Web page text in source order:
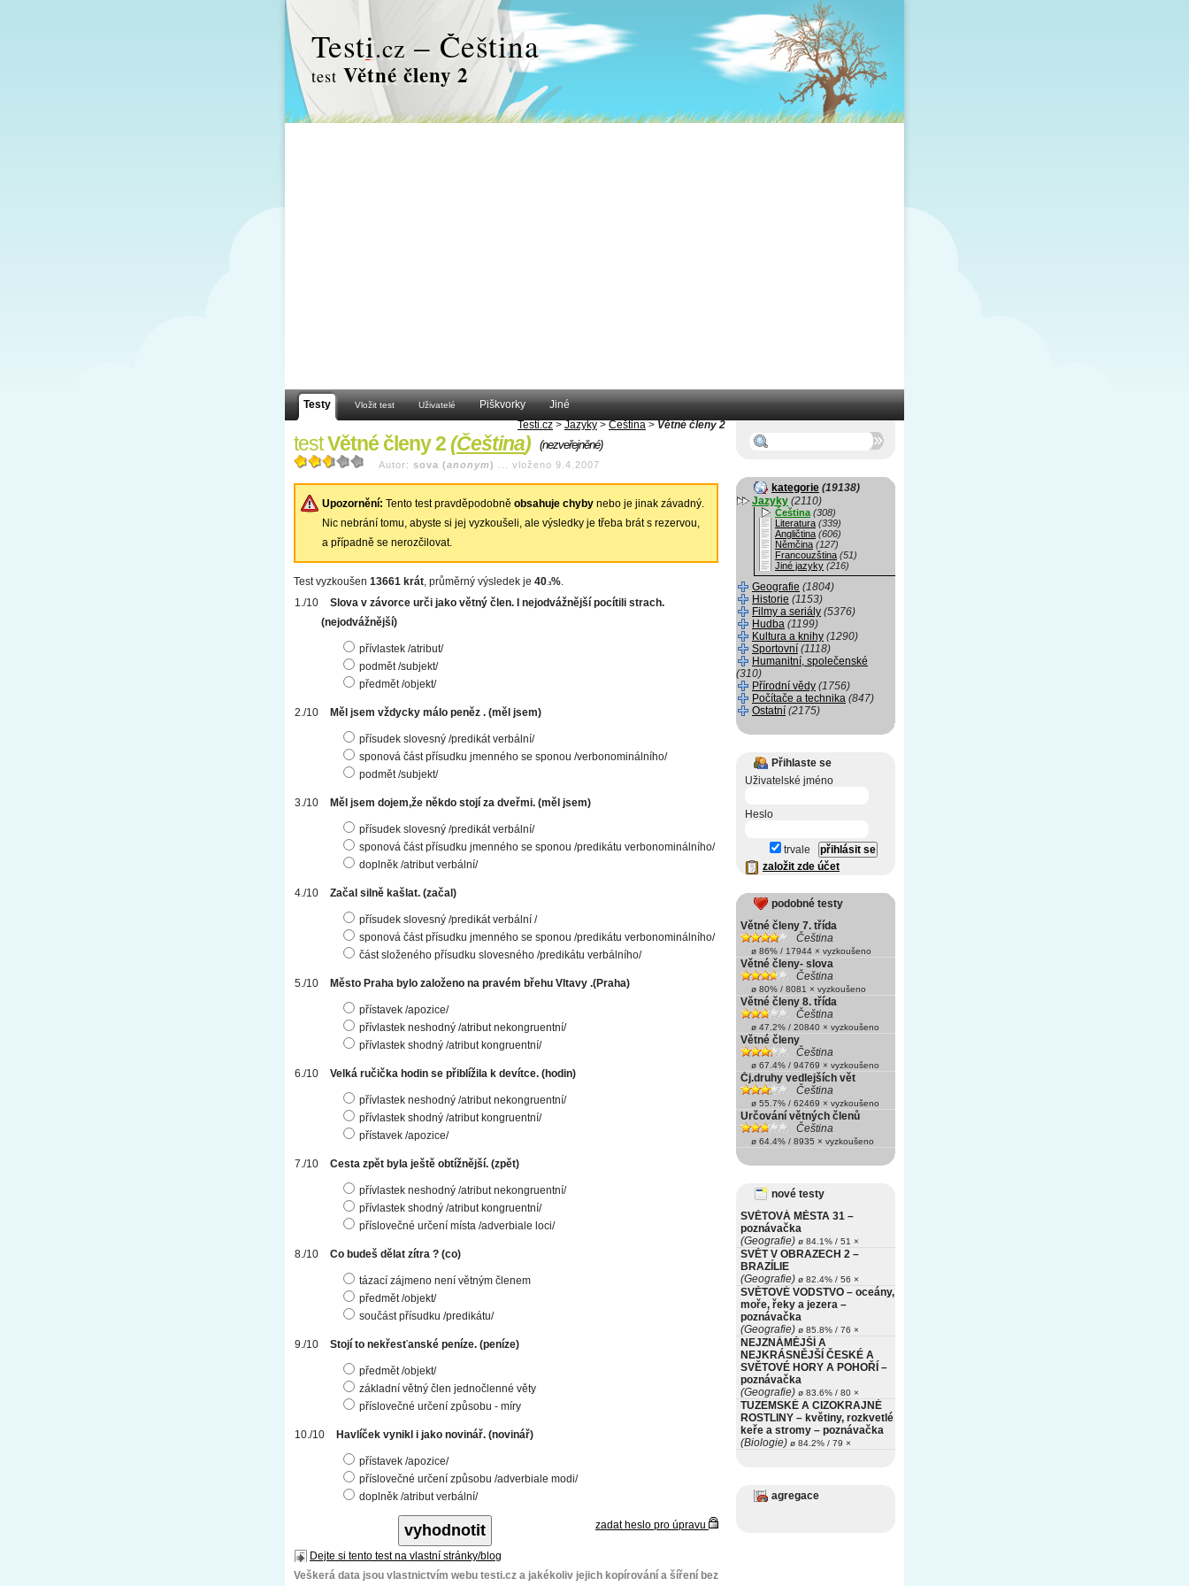
Testi.cz – Čeština
test Větné členy 2
Testy Vložit test Uživatelé Piškvorky
Jiné
Testi.cz > Jazyky > Čeština > Větné členy 2
testVětné členy 2(Čeština) (nezveřejněné)
Autor: sova (anonym) vloženo 9.4.2007
Upozornění: Tento test pravděpodobně obsahuje chyby nebo je jinak závadný.
Nic nebrání tomu, abyste si jej vyzkoušeli, ale výsledky je třeba brát s rezervou,
a případně se nerozčilovat.
Test vyzkoušen 13661 krát, průměrný výsledek je 40 .3%.
Slova v závorce urči jako větný člen. I nejodvážnější pocítili strach.
(nejodvážnější)
přívlastek /atribut/
podmět /subjekt/
předmět /objekt/
Měl jsem vždycky málo peněz . (měl jsem)
přísudek slovesný /predikát verbální/
sponová část přísudku jmenného se sponou /verbonominálního/
podmět /subjekt/
Měl jsem dojem,že někdo stojí za dveřmi. (měl jsem)
přísudek slovesný /predikát verbální/
sponová část přísudku jmenného se sponou /predikátu verbonominálního/
doplněk /atribut verbální/
Začal silně kašlat. (začal)
přísudek slovesný /predikát verbální /
sponová část přísudku jmenného se sponou /predikátu verbonominálního/
část složeného přísudku slovesného /predikátu verbálního/
Město Praha bylo založeno na pravém břehu Vltavy .(Praha)
přístavek /apozice/
přívlastek neshodný /atribut nekongruentní/
přívlastek shodný /atribut kongruentní/
Velká ručička hodin se přiblížila k devítce. (hodin)
přívlastek neshodný /atribut nekongruentní/
přívlastek shodný /atribut kongruentní/
přístavek /apozice/
Cesta zpět byla ještě obtížnější. (zpět)
přívlastek neshodný /atribut nekongruentní/
přívlastek shodný /atribut kongruentní/
příslovečné určení místa /adverbiale loci/
Co budeš dělat zítra ? (co)
tázací zájmeno není větným členem
předmět /objekt/
součást přísudku /predikátu/
Stojí to nekřesťanské peníze. (peníze)
předmět /objekt/
základní větný člen jednočlenné věty
příslovečné určení způsobu - míry
Havlíček vynikl i jako novinář. (novinář)
přístavek /apozice/
příslovečné určení způsobu /adverbiale modi/
doplněk /atribut verbální/
zadat heslo pro úpravu
Dejte si tento test na vlastní stránky/blog
Veškerá data jsou vlastnictvím webu testi.cz a jakékoliv jejich kopírování a šíření bez
kategorie (19138)
Jazyky (2110)
Čeština (308)
Literatura (339)
Angličtina (606)
Němčina (127)
Francouzština (51)
Jiné jazyky (216)
Geografie (1804)
Historie (1153)
Filmy a seriály (5376)
Hudba (1199)
Kultura a knihy (1290)
Sportovní (1118)
Humanitní, společenské
(310)
Přírodní vědy (1756)
Počítače a technika (847)
Ostatní (2175)
Přihlaste se
Uživatelské jméno
Heslo
trvale
založit zde účet
podobné testy
Větné členy 7. třída
Čeština
ø 86% / 17944 × vyzkoušeno
Větné členy- slova
Čeština
ø 80% / 8081 × vyzkoušeno
Větné členy 8. třída
Čeština
ø 47.2% / 20840 × vyzkoušeno
Větné členy
Čeština
ø 67.4% / 94769 × vyzkoušeno
Čj.druhy vedlejších vět
Čeština
ø 55.7% / 62469 × vyzkoušeno
Určování větných členů
Čeština
ø 64.4% / 8935 × vyzkoušeno
nové testy
SVĚTOVÁ MĚSTA 31 –
poznávačka
(Geografie) ø 84.1% / 51 ×
SVĚT V OBRAZECH 2 –
BRAZÍLIE
(Geografie) ø 82.4% / 56 ×
SVĚTOVÉ VODSTVO – oceány,
moře, řeky a jezera –
poznávačka
(Geografie) ø 85.8% / 76 ×
NEJZNÁMĚJŠÍ A
NEJKRÁSNĚJŠÍ ČESKÉ A
SVĚTOVÉ HORY A POHOŘÍ –
poznávačka
(Geografie) ø 83.6% / 80 ×
TUZEMSKÉ A CIZOKRAJNÉ
ROSTLINY – květiny, rozkvetlé
keře a stromy – poznávačka
(Biologie) ø 84.2% / 79 ×
agregace